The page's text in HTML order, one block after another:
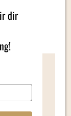
dir